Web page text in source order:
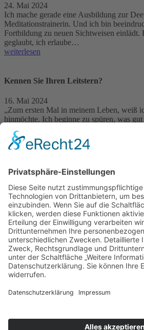
24. Mai 2024
Ich mache gerade eine Ausbildung zur
Meditationstrainerin. Und ich bin
Fortbildung zu neuen Sichtweisen einlädt.
geglaubt, ich erlaube…
weiterlesen
Kennen Sie Ihren Leitstern?
16. Mai 2024
„Zum ersten Mal in meinem Leben, weiß
hinmöchte. Ich beginne zu spüren, was
di…
weiterlesen
Kontakt
Obermarkstraße 27
44267 Dortmund
0231- 93141 778
info@lydia-arndt.de
Informationen
Vernetzung